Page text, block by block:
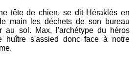
tête de chien, se dit Héraklès en
main les déchets de son bureau
au sol. Max, l'archétype du héros
huître s'assied donc face à notre